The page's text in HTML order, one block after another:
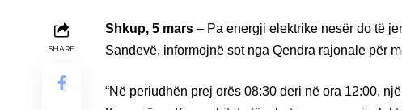
SHARE
Shkup, 5 mars – Pa energji elektrike nesër do të
Sandevë, informojnë sot nga Qendra rajonale për
“Në periudhën prej orës 08:30 deri në ora 12:00,